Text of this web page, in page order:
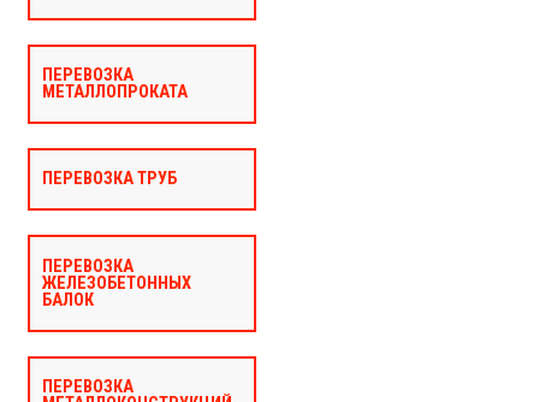
ПЕРЕВОЗКА
МЕТАЛЛОПРОКАТА
ПЕРЕВОЗКА ТРУБ
ПЕРЕВОЗКА
ЖЕЛЕЗОБЕТОННЫХ
БАЛОК
ПЕРЕВОЗКА